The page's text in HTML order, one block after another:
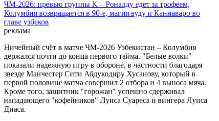
ЧМ-2026: превью группы K – Роналду едет за трофеем,
Колумбия возвращается в 90-е, магия вуду и Каннаваро во
главе узбеков
реклама
Ничейный счёт в матче ЧМ-2026 Узбекистан – Колумбия
держался почти до конца первого тайма. "Белые волки"
показали надежную игру в обороне, в частности благодаря
звезде Манчестер Сити Абдукодиру Хусанову, который в
первой половине матча совершил 2 отбора и 4 выноса мяча.
Кроме того, защитник "горожан" успешно сдерживал
нападающего "кофейников" Луиса Суареса и вингера Луиса
Диаса.